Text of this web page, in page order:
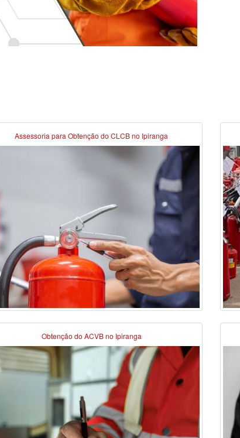
Assessoria para Obtenção do CLCB no Ipiranga
Obtenção do ACVB no Ipiranga